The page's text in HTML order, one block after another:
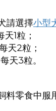
請選擇小型
1粒；
2粒；
3粒。
料零食中服